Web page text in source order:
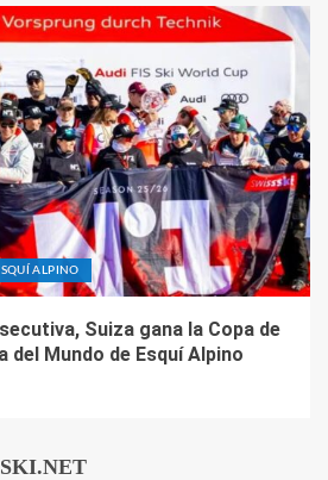
ALPINO
Suiza gana la Copa de
del Mundo de Esquí Alpino